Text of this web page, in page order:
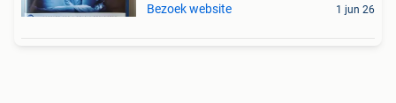
Bezoek website 1 jun 26